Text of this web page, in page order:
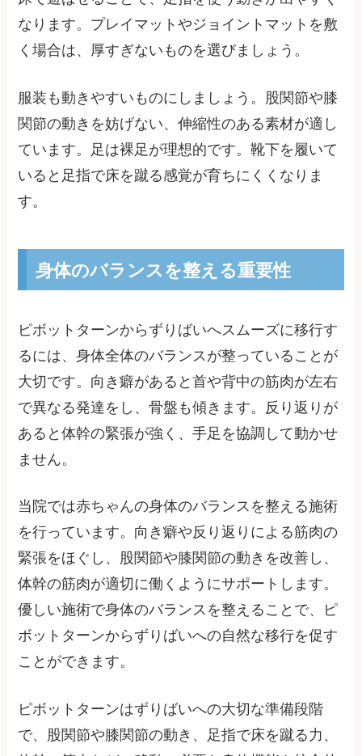
なります。プレイマットやジョイントマットを敷
く場合は、厚すぎないものを選びましょう。
服装も動きやすいものにしましょう。股関節や膝
関節の動きを妨げない、伸縮性のある素材が適し
ています。足は裸足が理想的です。靴下を履いて
いると足指で床を蹴る感覚が育ちにくくなりま
す。
身体のバランスを整える重要性
ピボットターンからずりばいへスムーズに移行す
るには、身体全体のバランスが整っていることが
大切です。向き癖があると首や背中の筋肉が左右
で異なる発達をし、骨盤も傾きます。反り返りが
あると体幹の緊張が強く、手足を協調して動かせ
ません。
当院では赤ちゃんの身体のバランスを整える施術
を行っています。向き癖や反り返りによる筋肉の
緊張をほぐし、股関節や膝関節の動きを改善し、
体幹の筋肉が適切に働くようにサポートします。
優しい施術で身体のバランスを整えることで、ピ
ボットターンからずりばいへの自然な移行を促す
ことができます。
ピボットターンはずりばいへの大切な準備段階
で、股関節や膝関節の動き、足指で床を蹴る力、